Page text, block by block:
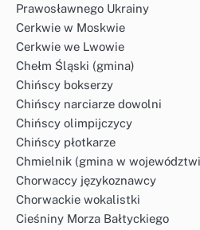
Prawosławnego Ukrainy
Cerkwie w Moskwie
Cerkwie we Lwowie
Chełm Śląski (gmina)
Chińscy bokserzy
Chińscy narciarze dowolni
Chińscy olimpijczycy
Chińscy płotkarze
Chmielnik (gmina w
Chorwaccy językoznawcy
Chorwackie wokalistki
Cieśniny Morza Bałtyckiego